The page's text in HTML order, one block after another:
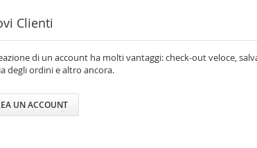
Clienti
di un account ha molti vantaggi: check-out veloce,
degli ordini e altro ancora.
UN ACCOUNT